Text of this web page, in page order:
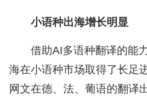
小语种出海增长明显
借助AI多语种翻译的能
海在小语种市场取得了长足
网文在德、法、葡语的翻译